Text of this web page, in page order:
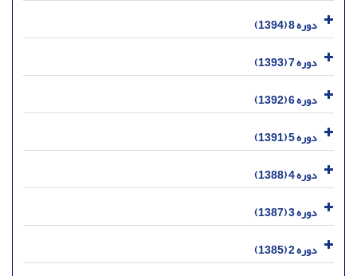
دوره 8 (1394)
دوره 7 (1393)
دوره 6 (1392)
دوره 5 (1391)
دوره 4 (1388)
دوره 3 (1387)
دوره 2 (1385)